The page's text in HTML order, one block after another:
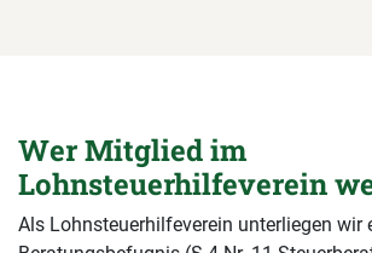
Wer Mitglied im
Lohnsteuerhilfeverein
Als Lohnsteuerhilfeverein unterliegen wir